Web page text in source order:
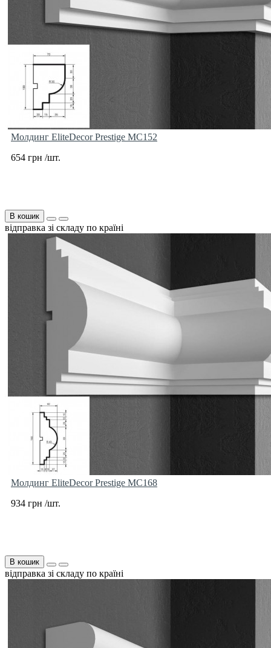
Молдинг EliteDecor Prestige MC152
654 грн /шт.
В кошик
відправка зі складу по країні
Молдинг EliteDecor Prestige MC168
934 грн /шт.
В кошик
відправка зі складу по країні